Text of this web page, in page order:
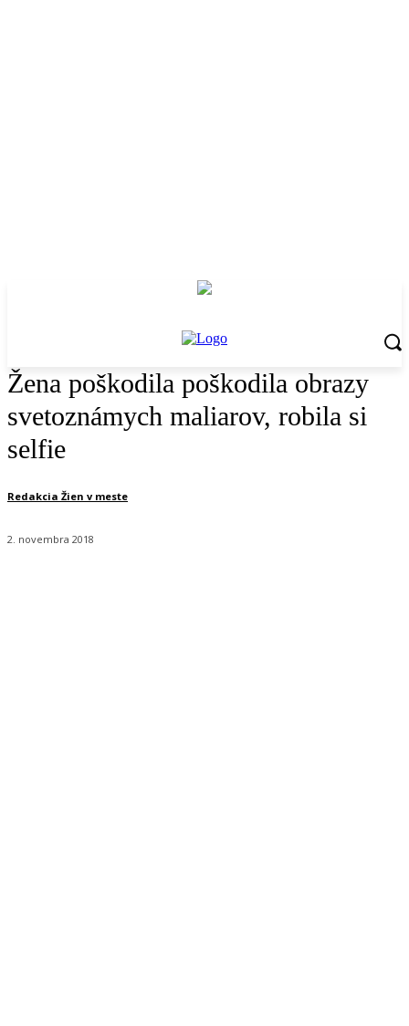
Žena poškodila poškodila obrazy
svetoznámych maliarov, robila si
selfie
Redakcia Žien v meste
2. novembra 2018